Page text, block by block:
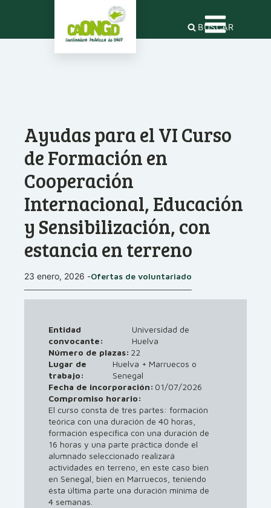
BUSCAR
Ayudas para el VI Curso
de Formación en
Cooperación
Internacional, Educación
y Sensibilización, con
estancia en terreno
23 enero, 2026 -Ofertas de voluntariado
Entidad
convocante:
Universidad de
Huelva
Número de plazas: 22
Lugar de
trabajo:
Huelva + Marruecos o
Senegal
Fecha de incorporación: 01/07/2026
Compromiso horario:
El curso consta de tres partes: formación
teórica con una duración de 40 horas,
formación específica con una duración de
16 horas y una parte práctica donde el
alumnado seleccionado realizará
actividades en terreno, en este caso bien
en Senegal, bien en Marruecos, teniendo
ésta última parte una duración mínima de
4 semanas.